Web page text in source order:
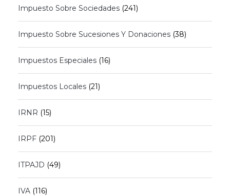
Impuesto Sobre Sociedades (241)
Impuesto Sobre Sucesiones Y Donaciones (38)
Impuestos Especiales (16)
Impuestos Locales (21)
IRNR (15)
IRPF (201)
ITPAJD (49)
IVA (116)